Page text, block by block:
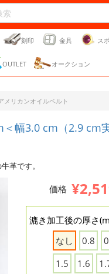
刻印 金具 ス
OUTLET オークション
メリカンオイルベルト
幅3.0 cm（2.9 cm
革です。
価格
漉き加工後の厚さ
なし
0.8
1.5
1.6